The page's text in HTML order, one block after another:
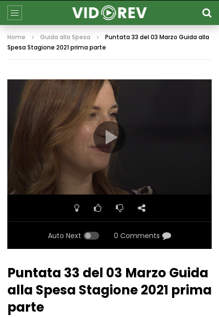
Home Guida alla Spesa
Puntata 33 del 03 Marzo Guida alla
Spesa Stagione 2021 prima parte
Auto Next 0 Comments
Puntata 33 del 03 Marzo Guida
alla Spesa Stagione 2021 prima
parte